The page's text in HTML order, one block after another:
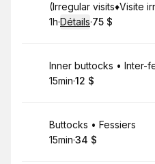
(Irregular visits♦Visite
.Durée de l'appel
1h·Détails·
. Prix
75 $
Réserver
Inner buttocks • Inter-
.Durée de l'appel
15min·
.Prix
12 $
Réserver
Buttocks • Fessiers
.Durée de l'appel
15min·
.Prix
34 $